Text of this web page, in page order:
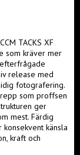
TACKS XF
som kräver mer
release med
fotografering.
som proffsen
ger
mest. Färdig
känsla
kraft och